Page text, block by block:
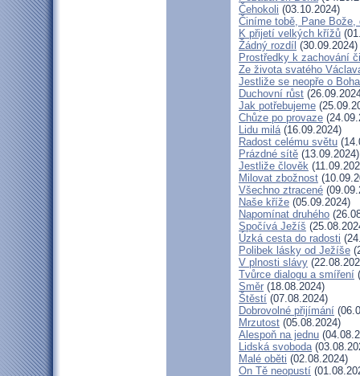
Čehokoli (03.10.2024)
Činíme tobě, Pane Bože,
K přijetí velkých křížů
Žádný rozdíl (30.09.2024)
Prostředky k zachování
Ze života svatého
Jestliže se neopře o Boha
Duchovní růst
Jak potřebujeme
Chůze po provaze
Lidu milá(16.09.2024)
Radost celému světu
Prázdné sítě (13.09.2024)
Jestliže člověk
Milovat zbožnost
Všechno ztracené
Naše kříže (05.09.2024)
Napomínat druhého
Spočívá Ježíš
Úzká cesta do radosti
Polibek lásky od Ježíše
V plnosti slávy
Tvůrce dialogu a smíření
Směr (18.08.2024)
Štěstí (07.08.2024)
Dobrovolné přijímání
Mrzutost (05.08.2024)
Alespoň na jednu
Lidská svoboda
Malé oběti (02.08.2024)
On Tě neopustí